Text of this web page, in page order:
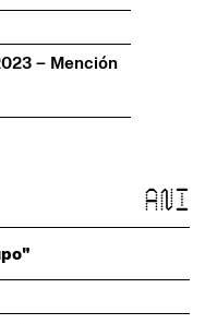
– Mención
ani